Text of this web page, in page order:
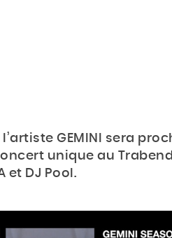
GEMINI sera
unique au
et DJ Pool.